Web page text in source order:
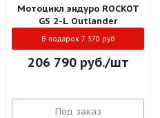
Мотоцикл эндуро ROCKOT
GS 2-L Outlander
В подарок 7 370 руб
206 790руб./шт
Под заказ